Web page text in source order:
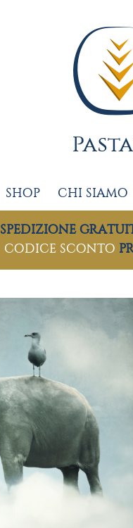
SHOP CHI SIAMO
SPEDIZIONE
CODICE SCONTO